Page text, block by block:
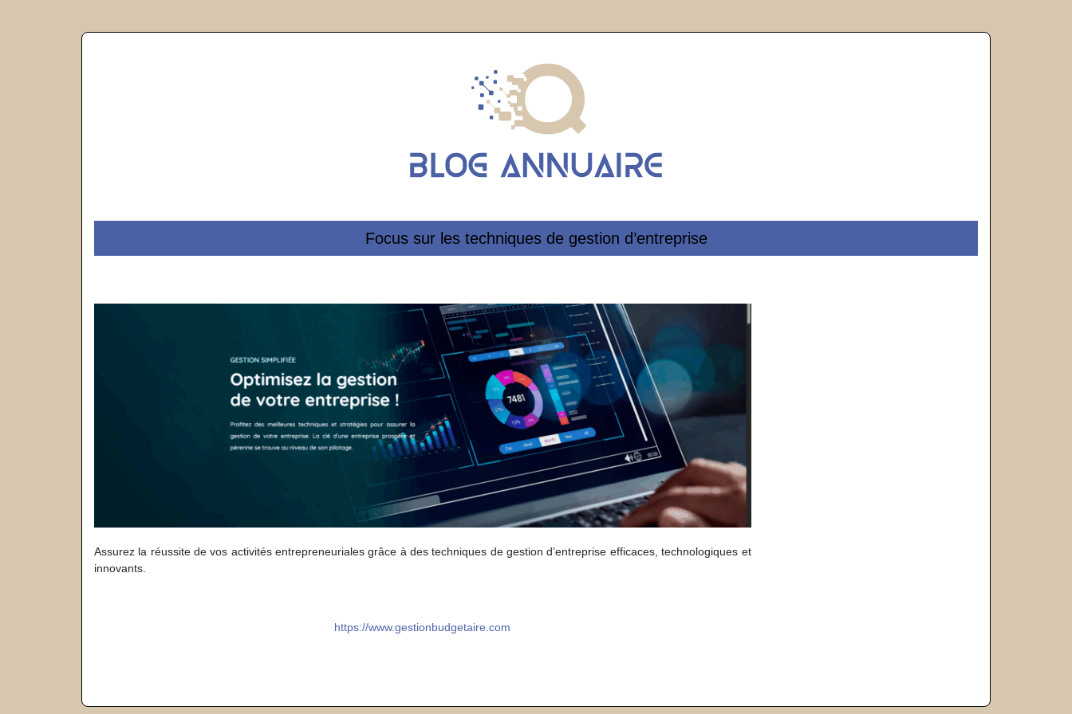
Focus sur les techniques de gestion d’entreprise
Assurez la réussite de vos activités entrepreneuriales grâce à des techniques de gestion d’entreprise efficaces, technologiques et
innovants.
https://www.gestionbudgetaire.com